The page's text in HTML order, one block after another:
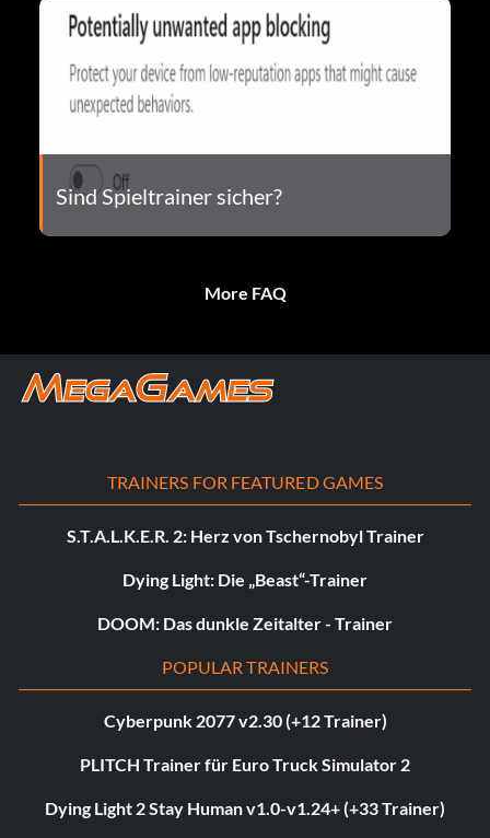
Sind Spieltrainer sicher?
More FAQ
TRAINERS FOR FEATURED GAMES
S.T.A.L.K.E.R. 2: Herz von Tschernobyl Trainer
Dying Light: Die „Beast“-Trainer
DOOM: Das dunkle Zeitalter - Trainer
POPULAR TRAINERS
Cyberpunk 2077 v2.30 (+12 Trainer)
PLITCH Trainer für Euro Truck Simulator 2
Dying Light 2 Stay Human v1.0-v1.24+ (+33 Trainer)